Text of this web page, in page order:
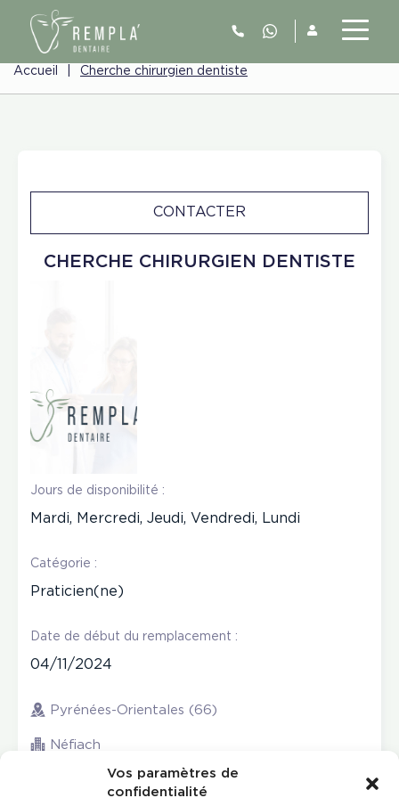
Vos paramètres de
confidentialité
Accueil Cherche chirurgien dentiste
CHERCHE CHIRURGIEN DENTISTE
CONTACTER
Jours de disponibilité :
Mardi, Mercredi, Jeudi, Vendredi, Lundi
Catégorie :
Praticien(ne)
Date de début du remplacement :
04/11/2024
Pyrénées-Orientales (66)
Néfiach